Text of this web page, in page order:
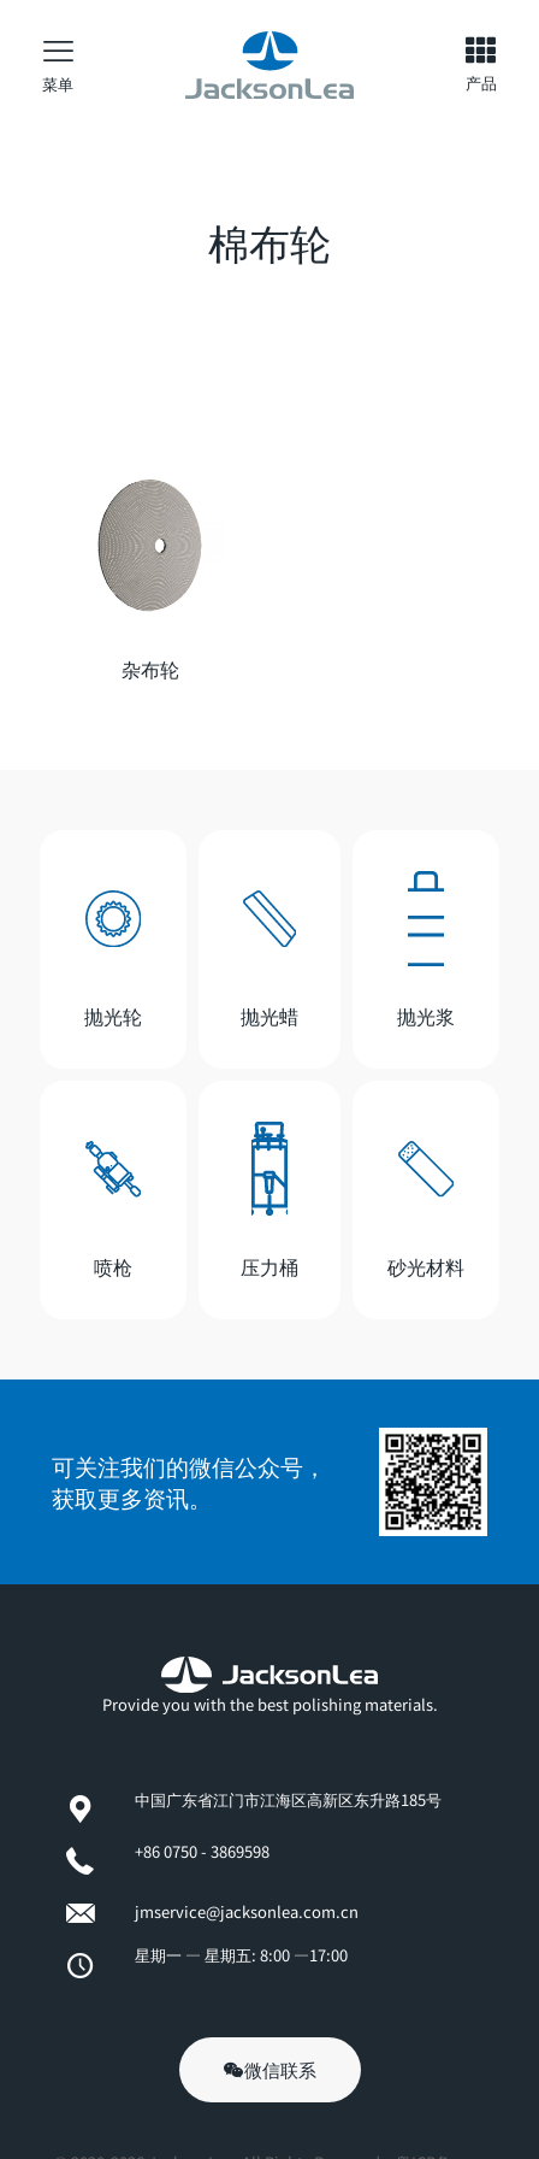
菜单 产品
棉布轮
杂布轮
抛光轮 抛光蜡 抛光浆
喷枪 压力桶 砂光材料
可关注我们的微信公众号，
获取更多资讯。
Provide you with the best polishing materials.
中国广东省江门市江海区高新区东升路185号
+86 0750 - 3869598
jmservice@jacksonlea.com.cn
星期一 — 星期五: 8:00 —17:00
微信联系